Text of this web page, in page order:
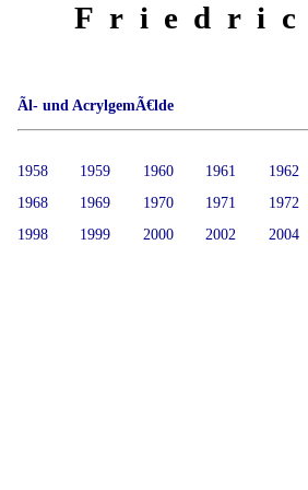
Ãl- und AcrylgemÃ€lde
1958 1959 1960 1961
1962
1968
1969 1970 1971
1972
1998
1999 2000 2002 2004